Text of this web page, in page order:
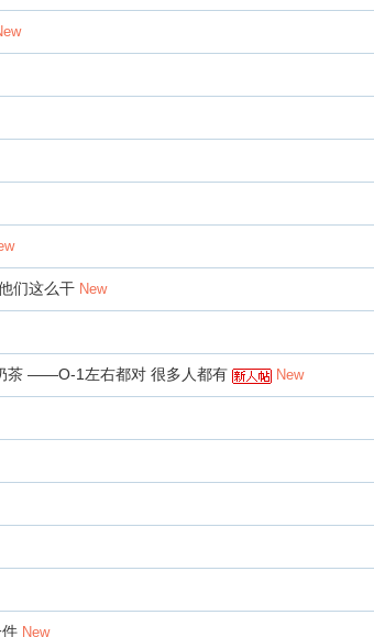
们这么干 New
茶 ——O-1左右都对 很多人都有 New
New